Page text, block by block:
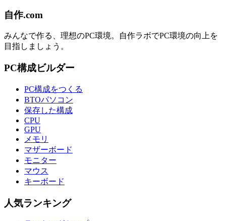
自作.com
みんなで作る、理想のPC環境。 自作ラボでPC環境の向上を
目指しましょう。
PC構成ビルダー
PC構成をつくる
BTOパソコン
保存した構成
CPU
GPU
メモリ
マザーボード
モニター
マウス
キーボード
人気ランキング